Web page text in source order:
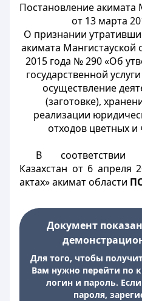
Постановление акимата
от 13 марта
О признании
акимата Мангистауской
2015 года № 290 «Об
государственной
осуществление
(заготовке),
реализации
отходов цветных
В соответствии
Казахстан от 6 апреля
актах» акимат области
Документ
Для того, чтобы
Вам нужно перейти по
логин и пароль.
пароля,